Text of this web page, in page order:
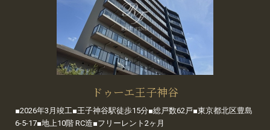
ドゥーエ王子神谷
■2026年3月竣工■王子神谷駅徒歩15分■総戸数62戸■東京都北区豊島
6-5-17■地上10階 RC造■フリーレント2ヶ月